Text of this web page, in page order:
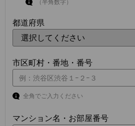
（半角数字）
都道府県
市区町村・番地・番号
全角でご入力ください
マンション名・お部屋番号